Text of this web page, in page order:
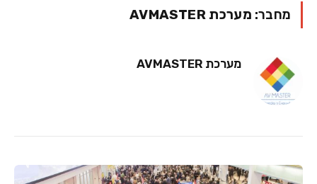
מחבר: מערכת AVMASTER
מערכת AVMASTER